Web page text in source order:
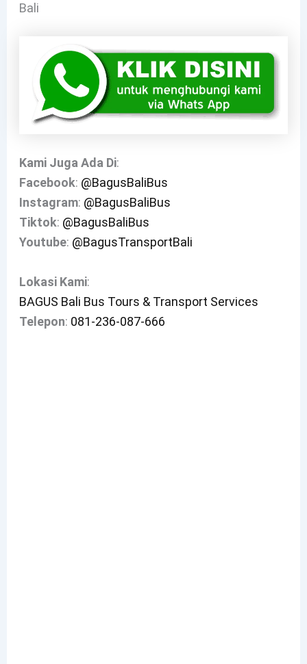
Bali
Kami Juga Ada Di:
Facebook: @BagusBaliBus
Instagram: @BagusBaliBus
Tiktok: @BagusBaliBus
Youtube: @BagusTransportBali
Lokasi Kami:
BAGUS Bali Bus Tours & Transport Services
Telepon: 081-236-087-666